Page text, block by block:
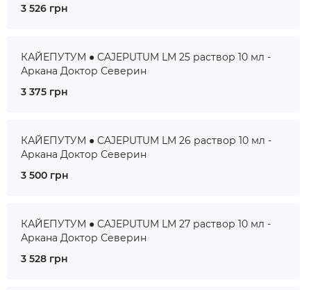
3 526 грн
КАЙЕПУТУМ ● CAJEPUTUM LM 25 раствор 10 мл -
Аркана Доктор Северин
3 375 грн
КАЙЕПУТУМ ● CAJEPUTUM LM 26 раствор 10 мл -
Аркана Доктор Северин
3 500 грн
КАЙЕПУТУМ ● CAJEPUTUM LM 27 раствор 10 мл -
Аркана Доктор Северин
3 528 грн